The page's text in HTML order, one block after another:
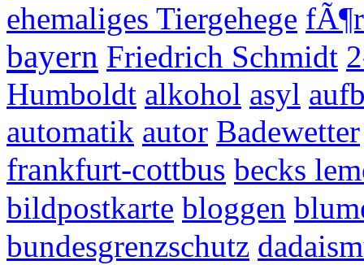
ehemaliges Tiergehege
bayern Friedrich Schmidt
Humboldt alkohol asyl
automatik autor Badewetter
frankfurt-cottbus becks
bildpostkarte bloggen
bundesgrenzschutz